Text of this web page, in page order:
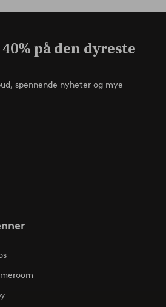
på den dyreste
spennende nyheter og mye